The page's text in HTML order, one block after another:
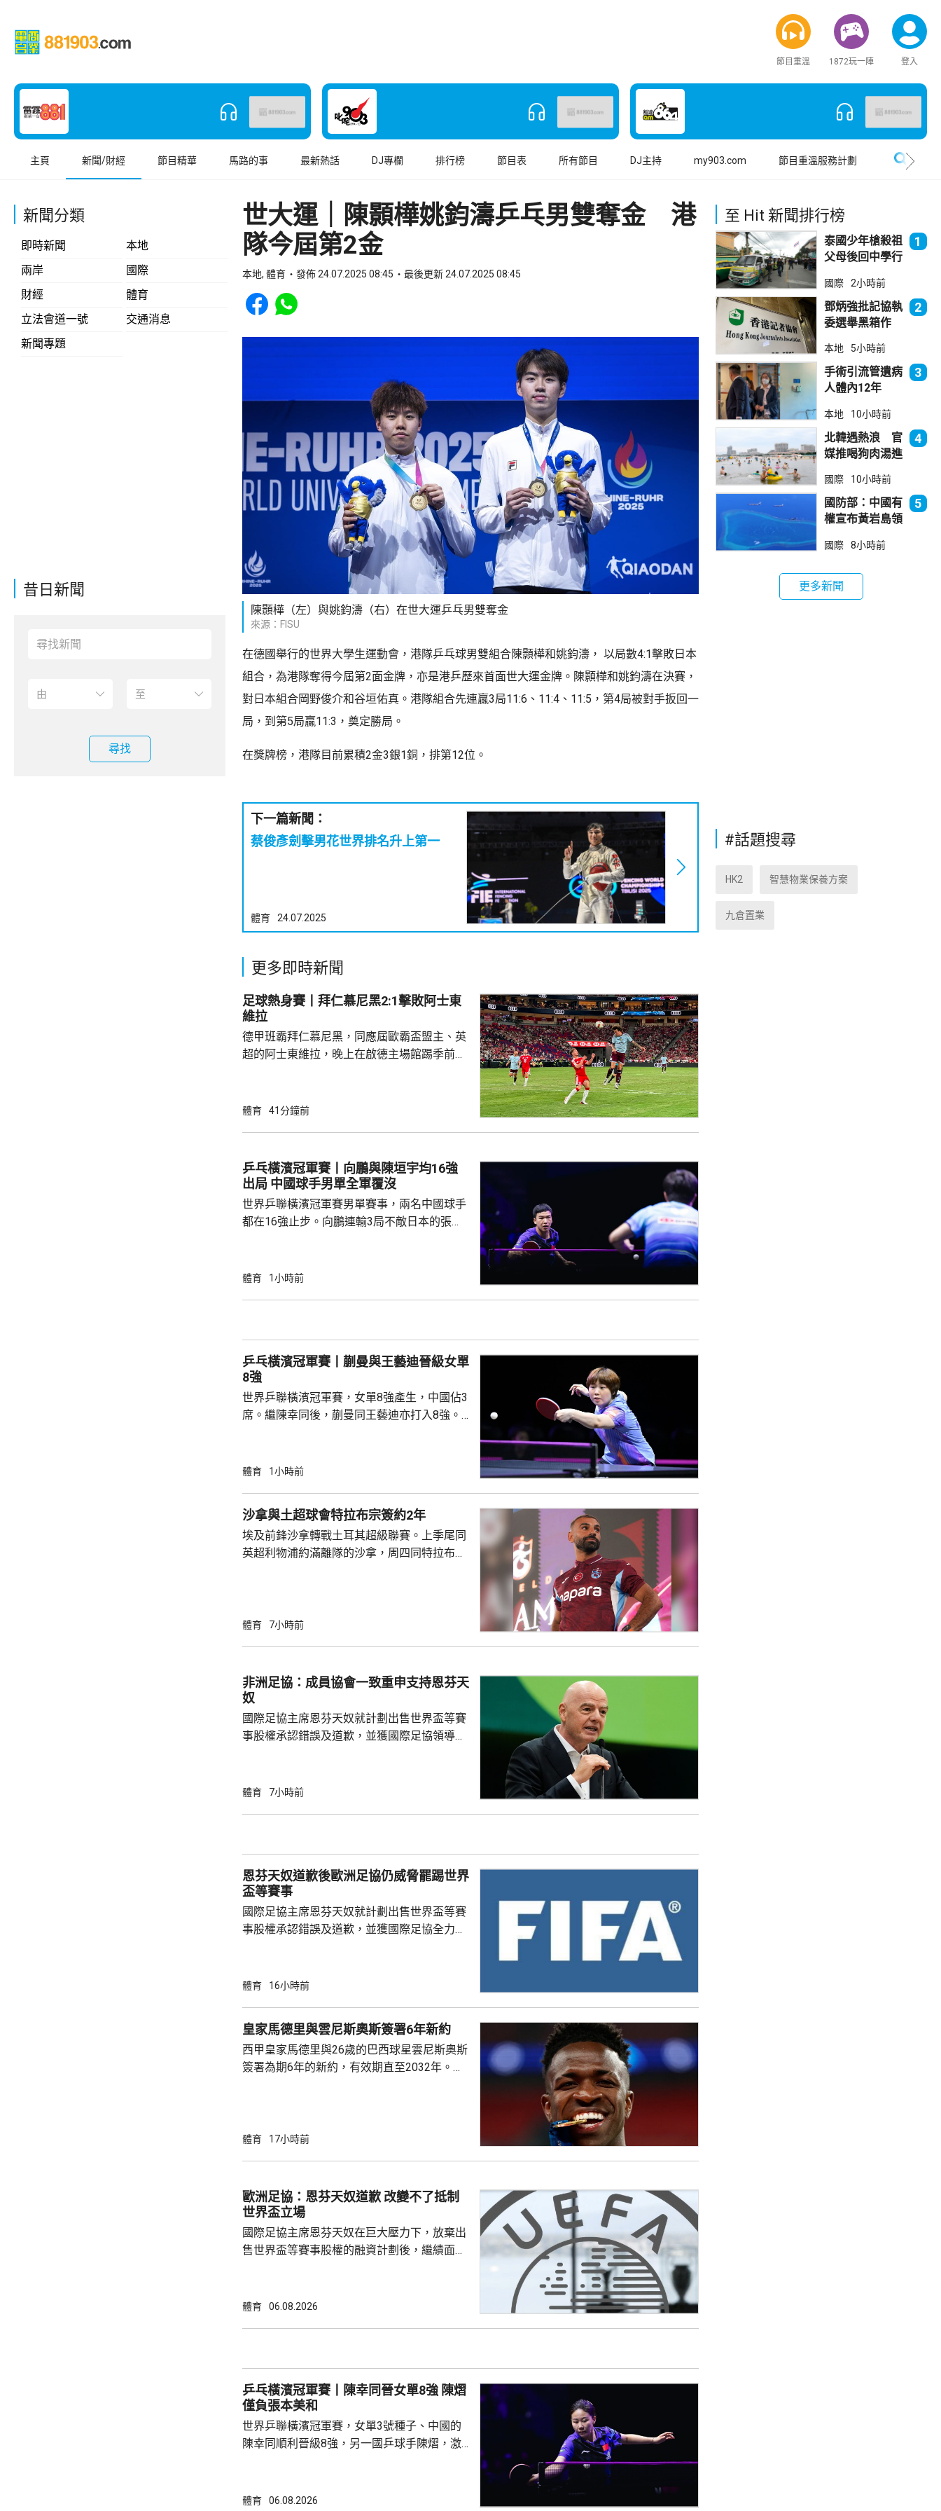
節目重溫 1872玩一陣 登入
主頁 新聞/財經 節目精華 馬路的事 最新熱話 DJ專欄 排行榜 節目表 所有節目 DJ主持 my903.com 節目重溫服務計劃
新聞分類
即時新聞
本地
兩岸
國際
財經
體育
立法會道一號
交通消息
新聞專題
昔日新聞
尋找
世大運｜陳顥樺姚鈞濤乒乓男雙奪金 港
隊今屆第2金
本地, 體育 發佈 24.07.2025 08:45 最後更新 24.07.2025 08:45
Share to Facebook
Share to WhatsApp
陳顥樺（左）與姚鈞濤（右）在世大運乒乓男雙奪金
來源：FISU
在德國舉行的世界大學生運動會，港隊乒乓球男雙組合陳顥樺和姚鈞濤， 以局數4:1擊敗日本
組合，為港隊奪得今屆第2面金牌，亦是港乒歷來首面世大運金牌。陳顥樺和姚鈞濤在決賽，
對日本組合岡野俊介和谷垣佑真。港隊組合先連贏3局11:6、11:4、11:5，第4局被對手扳回一
局，到第5局贏11:3，奠定勝局。
在獎牌榜，港隊目前累積2金3銀1銅，排第12位。
下一篇新聞：
蔡俊彥劍擊男花世界排名升上第一
體育 24.07.2025
更多即時新聞
足球熱身賽丨拜仁慕尼黑2:1擊敗阿士東
維拉
德甲班霸拜仁慕尼黑，同應屆歐霸盃盟主、英
超的阿士東維拉，晚上在啟德主場館踢季前熱
射，貼柱出底線，之後阿歷山大柏夫洛域在禁
路開出罰球，由南韓後衛金玟哉頂入，打破僵
局。維拉上半場未見具威脅的組織及攻門。 下
半場初段，維拉曾有一次罰球，但...
體育 41分鐘前
乒乓橫濱冠軍賽丨向鵬與陳垣宇均16強
出局 中國球手男單全軍覆沒
世界乒聯橫濱冠軍賽男單賽事，兩名中國球手
都在16強止步。向鵬連輸3局不敵日本的張本
球手，全軍覆沒。 法國的艾歷斯勒布倫，先失
晙誠。至於張禹珍就會硬撼頭號種子松島輝
空。
體育 1小時前
乒乓橫濱冠軍賽丨蒯曼與王藝迪晉級女單
8強
世界乒聯橫濱冠軍賽，女單8強產生，中國佔3
席。繼陳幸同後，蒯曼同王藝迪亦打入8強。
11:6，將與日本的早日希娜爭入4強。早日希
「刁時」輸14:16，但之後表現漸入佳境，連
贏11:8、11:5及11:8反勝，8強會遇...
體育 1小時前
沙拿與土超球會特拉布宗簽約2年
埃及前鋒沙拿轉戰土耳其超級聯賽。上季尾同
英超利物浦約滿離隊的沙拿，周四同特拉布宗
加盟是希望為特拉布宗奪取錦標及榮譽。 特拉
另加每個球季的附加獎金。
體育 7小時前
非洲足協：成員協會一致重申支持恩芬天
奴
國際足協主席恩芬天奴就計劃出售世界盃等賽
事股權承認錯誤及道歉，並獲國際足協領導層
非洲足球的支持。主席莫特塞佩表示，歡迎國
申，對恩芬天奴擔任國際足協主席已失去信
心，只要他繼續留任，將抵制未來的世界盃...
體育 7小時前
恩芬天奴道歉後歐洲足協仍威脅罷踢世界
盃等賽事
國際足協主席恩芬天奴就計劃出售世界盃等賽
事股權承認錯誤及道歉，並獲國際足協全力支
確條件，第一是撤回出售賽事股權的提議，第
芬天奴擔任國際足協主席失去信心。國際職業
足球員協會則指責恩芬天奴嚴重濫用職權。
體育 16小時前
皇家馬德里與雲尼斯奧斯簽署6年新約
西甲皇家馬德里與26歲的巴西球星雲尼斯奧斯
簽署為期6年的新約，有效期直至2032年。雙
法林明高轉投皇馬，先後上陣375場賽事，入
雲尼斯奧斯是隊會歷史上最成功時期之一的關
鍵球員。
體育 17小時前
歐洲足協：恩芬天奴道歉 改變不了抵制
世界盃立場
國際足協主席恩芬天奴在巨大壓力下，放棄出
售世界盃等賽事股權的融資計劃後，繼績面臨
歉；國際足協會後發聲明，重申全力支持恩芬
恩芬天奴作出道歉，改變不了他們抵制世界盃
等國際足協相關賽事的立場，他們對恩芬...
體育 06.08.2026
乒乓橫濱冠軍賽丨陳幸同晉女單8強 陳熠
僅負張本美和
世界乒聯橫濱冠軍賽，女單3號種子、中國的
陳幸同順利晉級8強，另一國乒球手陳熠，激
全場控制大局下，以直落3局11:8、11:2及11:2
體育 06.08.2026
至 Hit 新聞排行榜
泰國少年槍殺祖
父母後回中學行
死23傷
1
國際 2小時前
鄧炳強批記協執
委選舉黑箱作
國安一定「釘死
你」
2
本地 5小時前
手術引流管遺病
人體內12年
業失當除牌1個
月
3
本地 10小時前
北韓遇熱浪 官
媒推喝狗肉湯進
4
國際 10小時前
國防部：中國有
權宣布黃岩島領
犯主權
5
國際 8小時前
更多新聞
#話題搜尋
HK2 智慧物業保養方案
九倉置業